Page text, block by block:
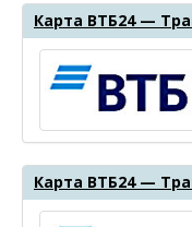
Карта ВТБ24 —
Карта ВТБ24 —